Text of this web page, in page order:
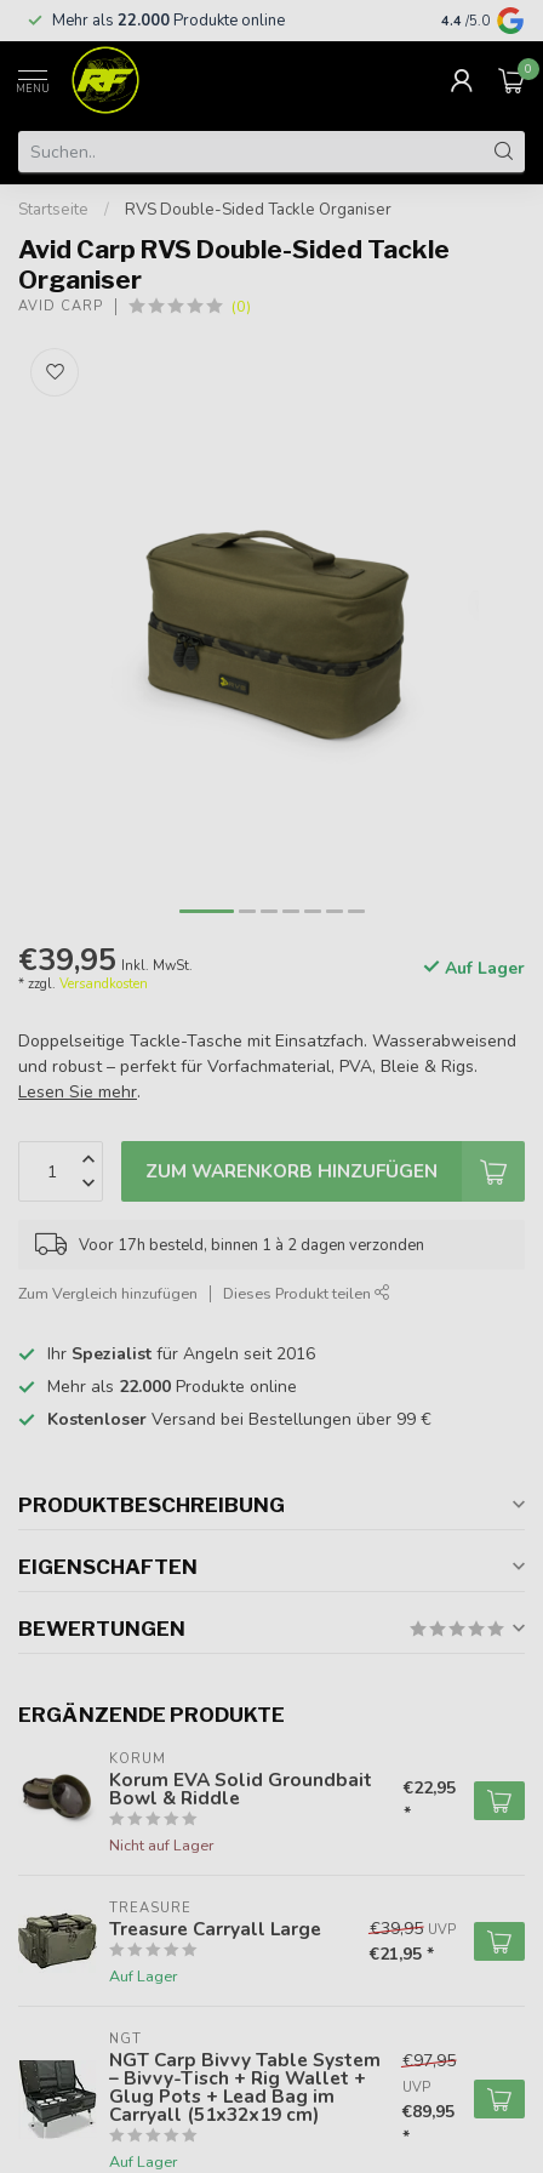
Mehr als 22.000Produkte online Kostenloser
€
4.4 /5.0
MENU
0
Startseite / RVS Double-Sided Tackle Organiser
Avid Carp RVS Double-Sided Tackle
Organiser
AVID CARP (0)
€39,95 Inkl. MwSt.
* zzgl. Versandkosten
Auf Lager
Doppelseitige Tackle-Tasche mit Einsatzfach. Wasserabweisend
und robust – perfekt für Vorfachmaterial, PVA, Bleie & Rigs.
Lesen Sie mehr.
ZUM WARENKORB HINZUFÜGEN
Voor 17h besteld, binnen 1 à 2 dagen verzonden
Zum Vergleich hinzufügen Dieses Produkt teilen
Ihr Spezialist für Angeln seit 2016
Mehr als 22.000 Produkte online
Kostenloser Versand bei Bestellungen über 99 €
PRODUKTBESCHREIBUNG
EIGENSCHAFTEN
BEWERTUNGEN
ERGÄNZENDE PRODUKTE
KORUM
Korum EVA Solid Groundbait
Bowl & Riddle
Nicht auf Lager
€22,95
*
TREASURE
Treasure Carryall Large
Auf Lager
€39,95 UVP
€21,95 *
NGT
NGT Carp Bivvy Table System
– Bivvy-Tisch + Rig Wallet +
Glug Pots + Lead Bag im
Carryall (51x32x19 cm)
Auf Lager
€97,95
UVP
€89,95
*